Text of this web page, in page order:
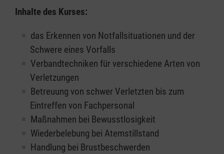
Inhalte des Kurses:
das Erkennen von Notfallsituationen und der
Schwere eines Vorfalls
Verbandtechniken für verschiedene Arten von
Verletzungen
Betreuung von schwer Verletzten bis zum
Eintreffen von Fachpersonal
Maßnahmen bei Bewusstlosigkeit
Wiederbelebung bei Atemstillstand
Handlung bei Brustbeschwerden